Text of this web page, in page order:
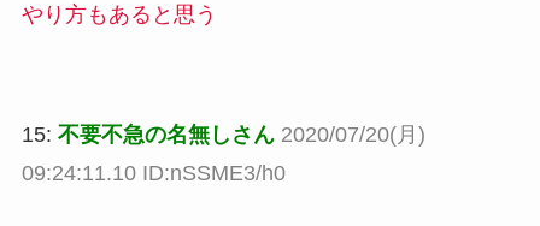
やり方もあると思う
15: 不要不急の名無しさん 2020/07/20(月)
09:24:11.10 ID:nSSME3/h0